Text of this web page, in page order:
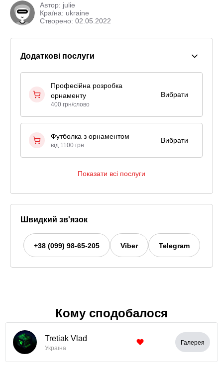
Автор: julie
Країна: ukraine
Створено: 02.05.2022
Додаткові послуги
Професійна розробка
орнаменту
400 грн/слово
Вибрати
Футболка з орнаментом
від 1100 грн
Вибрати
Показати всі послуги
Швидкий зв'язок
+38 (099) 98-65-205 Viber Telegram
Кому сподобалося
Tretiak Vlad
Україна
Галерея